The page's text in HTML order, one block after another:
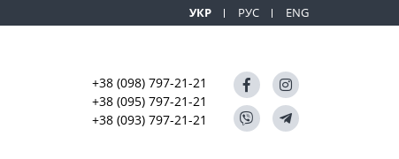
УКР РУС ENG
+38 (098) 797-21-21
+38 (095) 797-21-21
+38 (093) 797-21-21